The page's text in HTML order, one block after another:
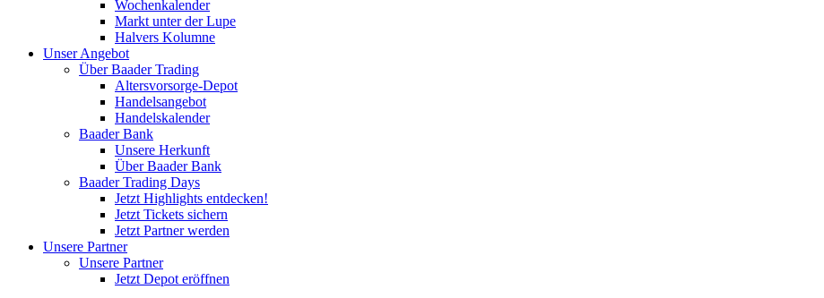
Wochenkalender
Markt unter der Lupe
Halvers Kolumne
Unser Angebot
Über Baader Trading
Altersvorsorge-Depot
Handelsangebot
Handelskalender
Baader Bank
Unsere Herkunft
Über Baader Bank
Baader Trading Days
Jetzt Highlights entdecken!
Jetzt Tickets sichern
Jetzt Partner werden
Unsere Partner
Unsere Partner
Jetzt Depot eröffnen